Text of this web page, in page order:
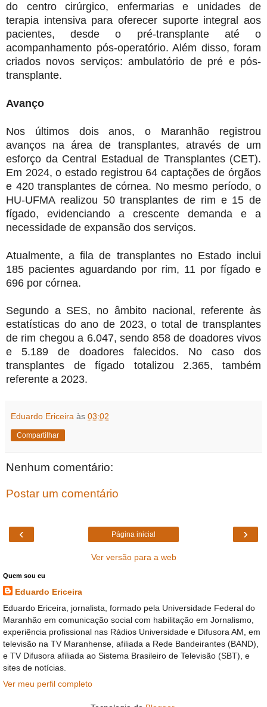
do centro cirúrgico, enfermarias e unidades de
terapia intensiva para oferecer suporte integral aos
pacientes, desde o pré-transplante até o
acompanhamento pós-operatório. Além disso, foram
criados novos serviços: ambulatório de pré e pós-
transplante.
Avanço
Nos últimos dois anos, o Maranhão registrou
avanços na área de transplantes, através de um
esforço da Central Estadual de Transplantes (CET).
Em 2024, o estado registrou 64 captações de órgãos
e 420 transplantes de córnea. No mesmo período, o
HU-UFMA realizou 50 transplantes de rim e 15 de
fígado, evidenciando a crescente demanda e a
necessidade de expansão dos serviços.
Atualmente, a fila de transplantes no Estado inclui
185 pacientes aguardando por rim, 11 por fígado e
696 por córnea.
Segundo a SES, no âmbito nacional, referente às
estatísticas do ano de 2023, o total de transplantes
de rim chegou a 6.047, sendo 858 de doadores vivos
e 5.189 de doadores falecidos. No caso dos
transplantes de fígado totalizou 2.365, também
referente a 2023.
Eduardo Ericeira às 03:02
Compartilhar
Nenhum comentário:
Postar um comentário
‹ ›
Página inicial
Ver versão para a web
Quem sou eu
Eduardo Ericeira
Eduardo Ericeira, jornalista, formado pela Universidade Federal do
Maranhão em comunicação social com habilitação em Jornalismo,
experiência profissional nas Rádios Universidade e Difusora AM, em
televisão na TV Maranhense, afiliada a Rede Bandeirantes (BAND),
e TV Difusora afiliada ao Sistema Brasileiro de Televisão (SBT), e
sites de notícias.
Ver meu perfil completo